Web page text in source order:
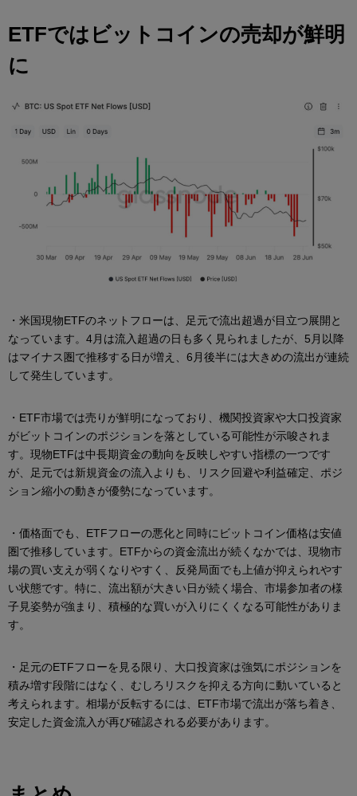
ETFではビットコインの売却が鮮明
に
・米国現物ETFのネットフローは、足元で流出超過が目立つ展開と
なっています。4月は流入超過の日も多く見られましたが、5月以降
はマイナス圏で推移する日が増え、6月後半には大きめの流出が連続
して発生しています。
・ETF市場では売りが鮮明になっており、機関投資家や大口投資家
がビットコインのポジションを落としている可能性が示唆されま
す。現物ETFは中長期資金の動向を反映しやすい指標の一つです
が、足元では新規資金の流入よりも、リスク回避や利益確定、ポジ
ション縮小の動きが優勢になっています。
・価格面でも、ETFフローの悪化と同時にビットコイン価格は安値
圏で推移しています。ETFからの資金流出が続くなかでは、現物市
場の買い支えが弱くなりやすく、反発局面でも上値が抑えられやす
い状態です。特に、流出額が大きい日が続く場合、市場参加者の様
子見姿勢が強まり、積極的な買いが入りにくくなる可能性がありま
す。
・足元のETFフローを見る限り、大口投資家は強気にポジションを
積み増す段階にはなく、むしろリスクを抑える方向に動いていると
考えられます。相場が反転するには、ETF市場で流出が落ち着き、
安定した資金流入が再び確認される必要があります。